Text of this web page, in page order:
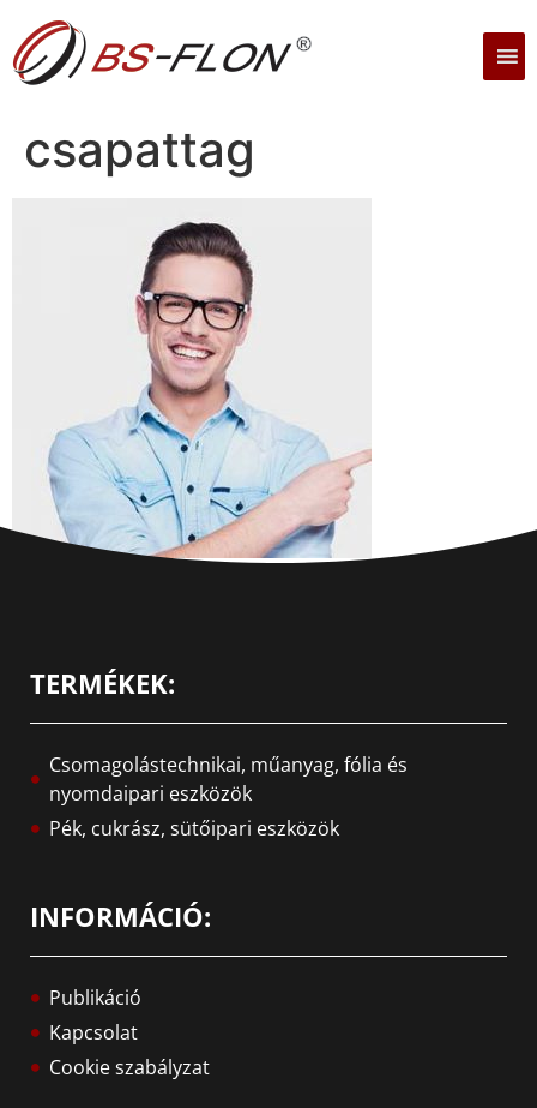
csapattag
TERMÉKEK:
Csomagolástechnikai, műanyag, fólia és
nyomdaipari eszközök
Pék, cukrász, sütőipari eszközök
INFORMÁCIÓ:
Publikáció
Kapcsolat
Cookie szabályzat